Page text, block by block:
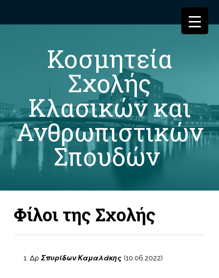
Κοσμητεία
Σχολής
Κλασικών και
Ανθρωπιστικών
Σπουδών
Φίλοι της Σχολής
Δρ Σπυρίδων Καμαλάκης (10.06.2022)